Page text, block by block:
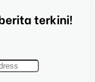
terkini!